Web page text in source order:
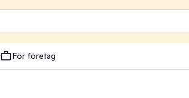
För företag